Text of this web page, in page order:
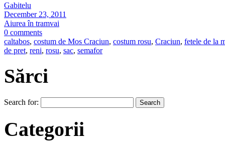
Gabitelu
December 23, 2011
Aiurea în tramvai
0 comments
caltabos, costum de Mos Craciun, costum rosu, Craciun, fetele de la
de pret, reni, rosu, sac, semafor
Sărci
Search for:
Categorii